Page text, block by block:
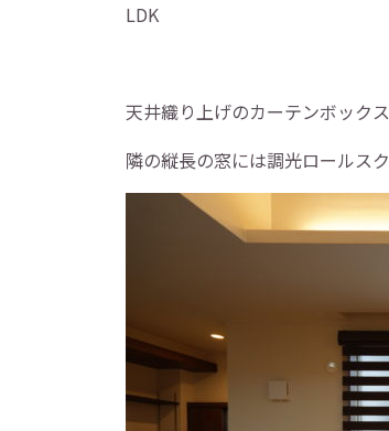
LDK
天井織り上げのカーテンボック
隣の縦長の窓には調光ロールス